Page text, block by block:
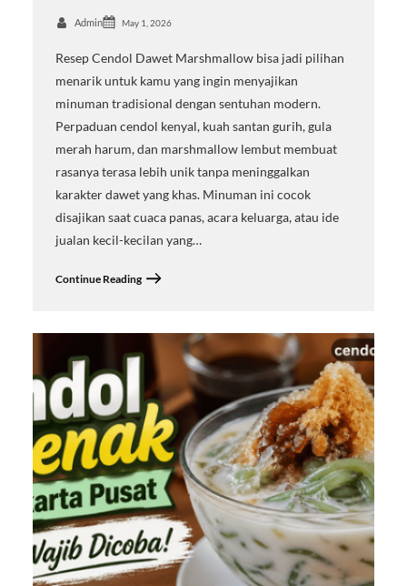
Admin May 1, 2026
Resep Cendol Dawet Marshmallow bisa jadi pilihan
menarik untuk kamu yang ingin menyajikan
minuman tradisional dengan sentuhan modern.
Perpaduan cendol kenyal, kuah santan gurih, gula
merah harum, dan marshmallow lembut membuat
rasanya terasa lebih unik tanpa meninggalkan
karakter dawet yang khas. Minuman ini cocok
disajikan saat cuaca panas, acara keluarga, atau ide
jualan kecil-kecilan yang…
Continue Reading